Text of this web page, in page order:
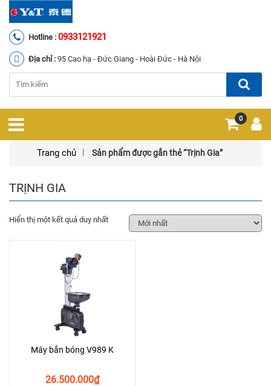
Hotline : 0933121921
Địa chỉ : 95 Cao hạ - Đức Giang - Hoài Đức - Hà Nội
0
Trang chủ Sản phẩm được gắn thẻ “Trịnh Gia”
TRỊNH GIA
Hiển thị một kết quả duy nhất
Máy bắn bóng V989 K
₫
26.500.000